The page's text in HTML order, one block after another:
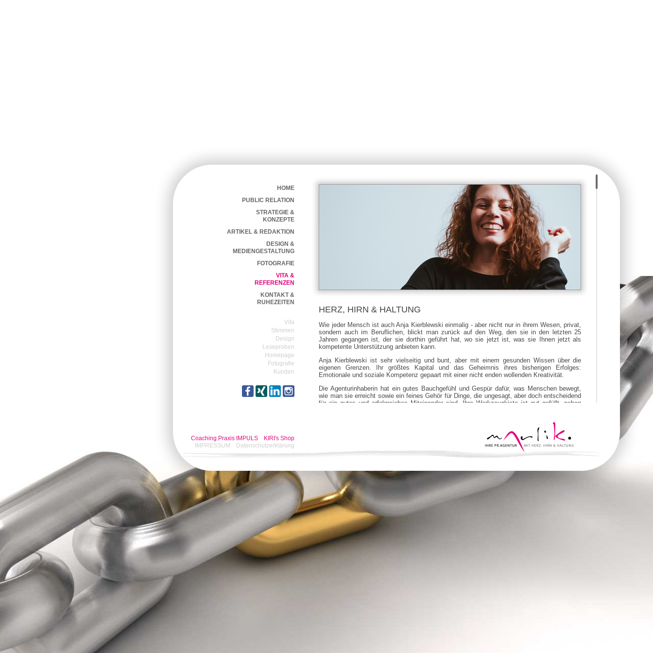
HOME
PUBLIC RELATION
STRATEGIE &
KONZEPTE
ARTIKEL & REDAKTION
DESIGN &
MEDIENGESTALTUNG
FOTOGRAFIE
VITA &
REFERENZEN
KONTAKT &
RUHEZEITEN
Vita
Stimmen
Design
Leseproben
Homepage
Fotografie
Kunden
HERZ, HIRN & HALTUNG
Wie jeder Mensch ist auch Anja Kierblewski einmalig - aber nicht nur in ihrem Wesen, privat,
sondern auch im Beruflichen, blickt man zurück auf den Weg, den sie in den letzten 25
Jahren gegangen ist, der sie dorthin geführt hat, wo sie jetzt ist, was sie Ihnen jetzt als
kompetente Unterstützung anbieten kann.
Anja Kierblewski ist sehr vielseitig und bunt, aber mit einem gesunden Wissen über die
eigenen Grenzen. Ihr größtes Kapital und das Geheimnis ihres bisherigen Erfolges:
Emotionale und soziale Kompetenz gepaart mit einer nicht enden wollenden Kreativität.
Die Agenturinhaberin hat ein gutes Bauchgefühl und Gespür dafür, was Menschen bewegt,
wie man sie erreicht sowie ein feines Gehör für Dinge, die ungesagt, aber doch entscheidend
für ein gutes und erfolgreiches Miteinander sind. Ihre Werkzeugkiste ist gut gefüllt, neben
In ihr finden Sie einen Ansprechpartner für alle Belange, wenn es weit gefasst um
"Öffentlichkeitsarbeit" geht, darum, sich sichtbar zu machen, sich zu zeigen und
andere für sich zu gewinnen. "Frau Kiri" oder "K.", wie Kunden und Freunde sie auch
Kurz gesagt: Ihre externe Marketingabteilung mit Herz, Hirn und Haltung!
Coaching.Praxis IMPULS
KIRI's Shop
IMPRESSUM
Datenschutzerklärung